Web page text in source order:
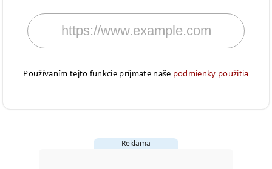
Používaním tejto funkcie príjmate naše podmienky použitia
Reklama